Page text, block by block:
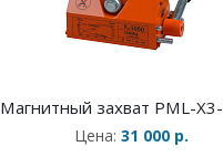
Магнитный захват PML-
Цена: 31 000 р.